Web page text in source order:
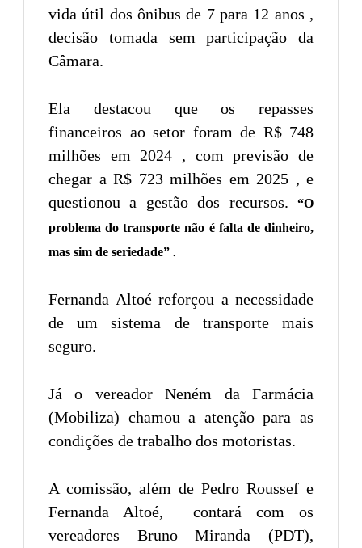
vida útil dos ônibus de 7 para 12 anos ,
decisão tomada sem participação da
Câmara.
Ela destacou que os repasses
financeiros ao setor foram de R$ 748
milhões em 2024 , com previsão de
chegar a R$ 723 milhões em 2025 , e
questionou a gestão dos recursos.
“O
problema do transporte não é falta de dinheiro,
mas sim de seriedade” .
Fernanda Altoé reforçou a necessidade
de um sistema de transporte mais
seguro.
Já o vereador Neném da Farmácia
(Mobiliza) chamou a atenção para as
condições de trabalho dos motoristas.
A comissão, além de Pedro Roussef e
Fernanda Altoé, contará com os
vereadores Bruno Miranda (PDT),